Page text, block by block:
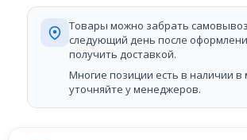
Товары можно забрать
следующий день после
получить доставкой.
Многие позиции есть в наличии
уточняйте у менеджеров.